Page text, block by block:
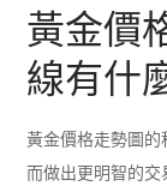
黃金價
線有什
黃金價格走勢圖
而做出更明智的